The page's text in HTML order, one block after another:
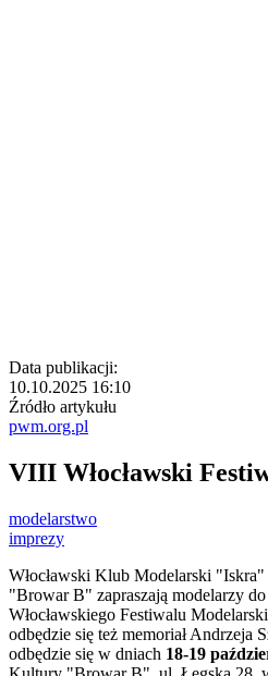
Data publikacji:
10.10.2025 16:10
Źródło artykułu
pwm.org.pl
VIII Włocławski
modelarstwo
imprezy
Włocławski Klub Modelarski
"Browar B" zapraszają modelarzy
Włocławskiego Festiwalu
odbędzie się też memoriał Andrzeja
odbędzie się w dniach 18-19